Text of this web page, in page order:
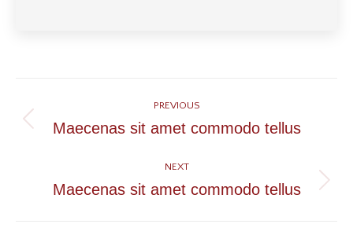
navigation
PREVIOUS
Previous
Maecenas sit amet commodo tellus
NEXT
Next
Maecenas sit amet commodo tellus